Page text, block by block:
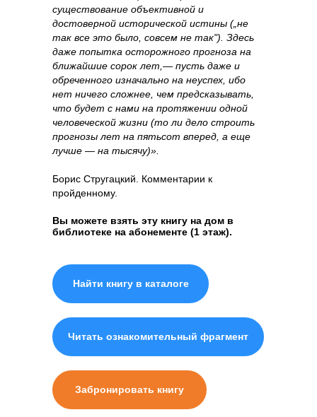
Вы можете взять эту книгу на дом в
библиотеке на абонементе (1 этаж).
существование объективной и
достоверной исторической истины („не
так все это было, совсем не так"). Здесь
даже попытка осторожного прогноза на
ближайшие сорок лет,— пусть даже и
обреченного изначально на неуспех, ибо
нет ничего сложнее, чем предсказывать,
что будет с нами на протяжении одной
человеческой жизни (то ли дело строить
прогнозы лет на пятьсот вперед, а еще
лучше — на тысячу)».
Борис Стругацкий. Комментарии к
пройденному.
Читать ознакомительный фрагмент
Найти книгу в каталоге
Забронировать книгу